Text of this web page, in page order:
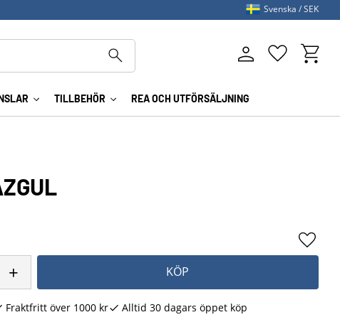
TILLBEHÖR REA OCH UTFÖRSÄLJNING
Favoriter
Svenska SEK
+ KÖP
Lägg
Fraktfritt över 1000 kr Alltid 30 dagars öppet köp